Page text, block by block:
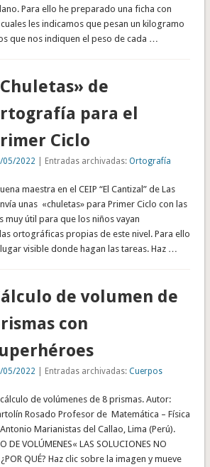
Para ello he preparado una ficha con
les indicamos que pesan un kilogramo
que nos indiquen el peso de cada …
de
para el
Ciclo
05/2022 | Entradas archivadas:Ortografía
maestra en el CEIP “El Cantizal” de Las
unas «chuletas» para Primer Ciclo con las
muy útil para que los niños vayan
ortográficas propias de este nivel. Para ello
visible donde hagan las tareas. Haz …
de volumen de
con
05/2022 | Entradas archivadas:Cuerpos
de volúmenes de 8 prismas. Autor:
Rosado Profesor de Matemática – Física
Marianistas del Callao, Lima (Perú).
DE VOLÚMENES« LAS SOLUCIONES NO
¿POR QUÉ? Haz clic sobre la imagen y mueve